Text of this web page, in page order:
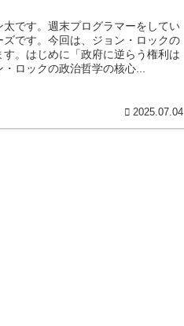
です。週末プログラマーをしてい
です。今回は、ジョン・ロックの
。はじめに「政府に逆らう権利は
ロックの政治哲学の核心...
2025.07.04